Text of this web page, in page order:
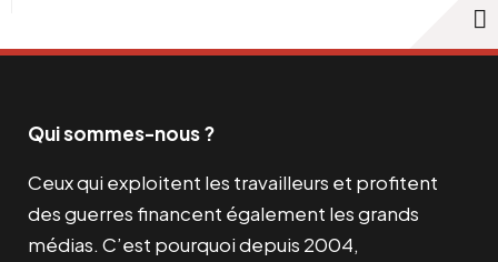
Qui sommes-nous ?
Ceux qui exploitent les travailleurs et profitent
des guerres financent également les grands
médias. C’est pourquoi depuis 2004,